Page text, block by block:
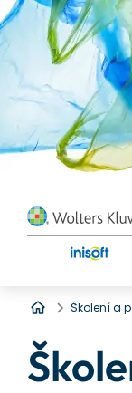
Úvod
Školení a